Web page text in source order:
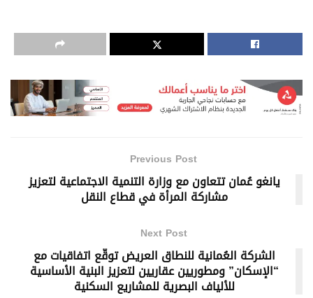
Previous Post
يانغو عُمان تتعاون مع وزارة التنمية الاجتماعية لتعزيز
مشاركة المرأة في قطاع النقل
Next Post
الشركة العُمانية للنطاق العريض توقّع اتفاقيات مع
“الإسكان” ومطوريين عقاريين لتعزيز البنية الأساسية
للألياف البصرية للمشاريع السكنية